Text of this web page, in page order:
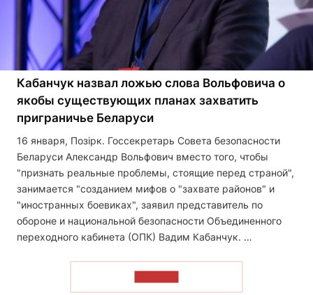
Кабанчук назвал ложью слова Вольфовича о
якобы существующих планах захватить
приграничье Беларуси
16 января, Позірк. Госсекретарь Совета безопасности
Беларуси Александр Вольфович вместо того, чтобы
"признать реальные проблемы, стоящие перед страной",
занимается "созданием мифов о "захвате районов" и
"иностранных боевиках", заявил представитель по
обороне и национальной безопасности Объединенного
переходного кабинета (ОПК) Вадим Кабанчук. …